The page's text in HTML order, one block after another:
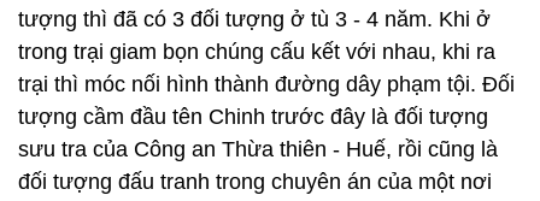
tượng thì đã có 3 đối tượng ở tù 3 - 4 năm. Khi ở
trong trại giam bọn chúng cấu kết với nhau, khi ra
trại thì móc nối hình thành đường dây phạm tội. Đối
tượng cầm đầu tên Chinh trước đây là đối tượng
sưu tra của Công an Thừa thiên - Huế, rồi cũng là
đối tượng đấu tranh trong chuyên án của một nơi